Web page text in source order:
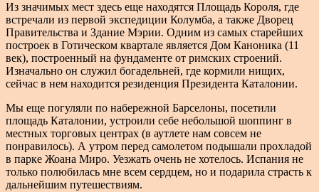
Из значимых мест здесь еще находятся Площадь Короля, где
встречали из первой экспедиции Колумба, а также Дворец
Правительства и Здание Мэрии. Одним из самых старейших
построек в Готическом квартале является Дом Каноника (11
век), построенный на фундаменте от римских строений.
Изначально он служил богадельней, где кормили нищих,
сейчас в нем находится резиденция Президента Каталонии.
Мы еще погуляли по набережной Барселоны, посетили
площадь Каталонии, устроили себе небольшой шоппинг в
местных торговых центрах (в аутлете нам совсем не
понравилось). А утром перед самолетом подышали прохладой
в парке Жоана Миро. Уезжать очень не хотелось. Испания не
только полюбилась мне всем сердцем, но и подарила страсть к
дальнейшим путешествиям.